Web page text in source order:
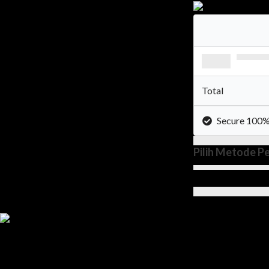
Total
Secure 100%
Pilih Metode